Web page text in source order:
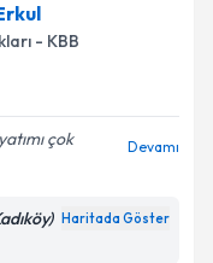
- KBB
çok
Devamı
Haritada Göster